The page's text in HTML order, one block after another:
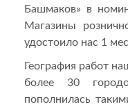
Башмаков» в
Магазины
удостоило нас 1
География работ
более 30
пополнилась